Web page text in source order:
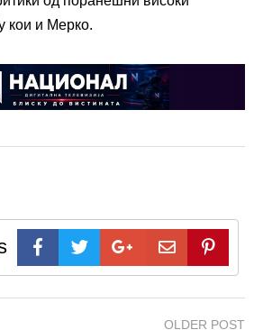
кои и Мерко.
OLDER POST